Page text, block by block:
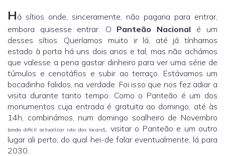
Há sítios onde, sinceramente, não pagaria para entrar,
embora quisesse entrar. O Panteão Nacional é um
desses sítios. Queríamos muito ir lá, até já tínhamos
estado à porta há uns dois anos e tal, mas não achámos
que valesse a pena gastar dinheiro para ver uma série de
túmulos e cenotáfios e subir ao terraço. Estávamos um
bocadinho falidos, na verdade. Foi isso que nos fez adiar a
visita durante tanto tempo. Como o Panteão é um dos
monumentos cuja entrada é gratuita ao domingo, até às
14h, combinámos, num domingo soalheiro de Novembro
(anda difícil actualizar isto dos locais!)
, visitar o Panteão e um outro
lugar ali perto, do qual hei-de falar eventualmente, lá para
2030.